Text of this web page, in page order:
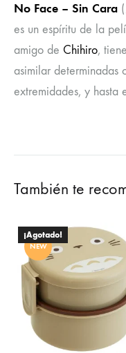
No Face – Sin Cara
es un espíritu de la
amigo de Chihiro,
asimilar determinadas
extremidades, y
También te
NEW
¡Agotado!